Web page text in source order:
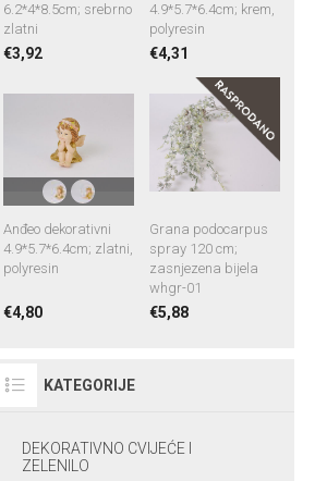
6.2*4*8.5cm; srebrno
zlatni
€3,92
4.9*5.7*6.4cm; krem,
polyresin
€4,31
Anđeo dekorativni
4.9*5.7*6.4cm; zlatni,
polyresin
€4,80
Grana podocarpus
spray 120 cm;
zasnjezena bijela
whgr-01
€5,88
KATEGORIJE
DEKORATIVNO CVIJEĆE I
ZELENILO